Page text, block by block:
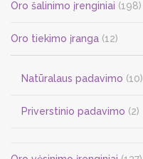
Oro šalinimo įrenginiai (198)
Oro tiekimo įranga (12)
Natūralaus padavimo (10)
Priverstinio padavimo (2)